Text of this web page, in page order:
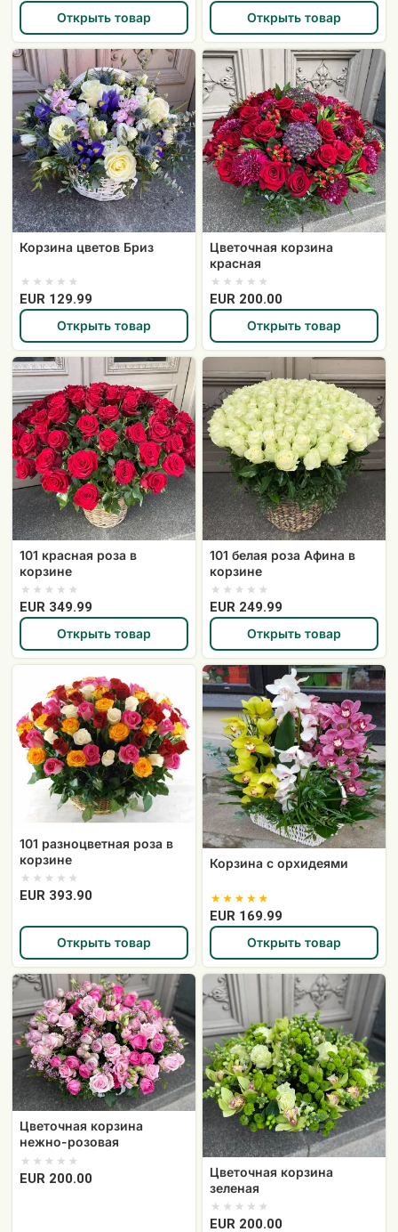
Открыть товар Открыть товар
Корзина
цветов
Бриз
Корзина цветов Бриз
EUR 129.99
Открыть товар
Цветочная
корзина
красная
Цветочная корзина
красная
EUR 200.00
Открыть товар
101
красная
роза
в
корзине
101 красная роза в
корзине
EUR 349.99
Открыть товар
101
белая
роза
Афина
в
корзине
101 белая роза Афина в
корзине
EUR 249.99
Открыть товар
101
разноцветная
роза
в
корзине
101 разноцветная роза в
корзине
EUR 393.90
Открыть товар
Корзина
с
орхидеями
Корзина с орхидеями
EUR 169.99
Открыть товар
Цветочная
корзина
нежно-
розовая
Цветочная корзина
нежно-розовая
EUR 200.00
Цветочная
корзина
зеленая
Цветочная корзина
зеленая
EUR 200.00